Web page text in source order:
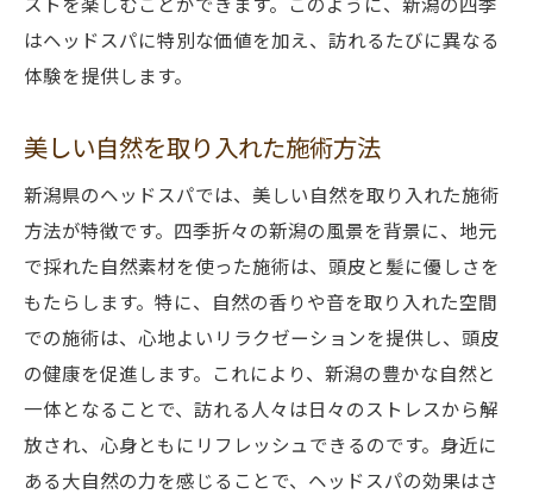
はヘッドスパに特別な価値を加え、訪れるたびに異なる
体験を提供します。
美しい自然を取り入れた施術方法
新潟県のヘッドスパでは、美しい自然を取り入れた施術
方法が特徴です。四季折々の新潟の風景を背景に、地元
で採れた自然素材を使った施術は、頭皮と髪に優しさを
もたらします。特に、自然の香りや音を取り入れた空間
での施術は、心地よいリラクゼーションを提供し、頭皮
の健康を促進します。これにより、新潟の豊かな自然と
一体となることで、訪れる人々は日々のストレスから解
放され、心身ともにリフレッシュできるのです。身近に
ある大自然の力を感じることで、ヘッドスパの効果はさ